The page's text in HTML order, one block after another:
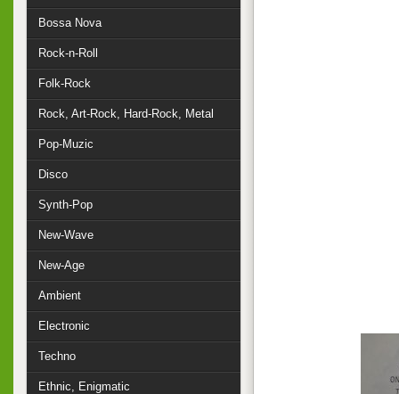
Bossa Nova
Rock-n-Roll
Folk-Rock
Rock, Art-Rock, Hard-Rock, Metal
Pop-Muzic
Disco
Synth-Pop
New-Wave
New-Age
Ambient
Electronic
Techno
Ethnic, Enigmatic